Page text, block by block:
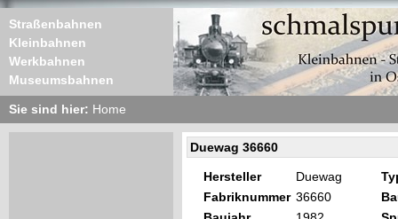
Straßenbahnen
Kleinbahnen
Werkbahnen
Museumsbahnen
Sie sind hier: Home
Duewag 36660
Hersteller Duewag
Fabriknummer 36660